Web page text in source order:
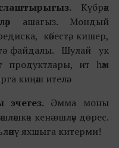
Күбрәк
ашагыз. Мондый
кәбестә, кишер,
файдалы. Шулай ук
ит һәм
киңәш ителә.
эчегез. Әмма моны
кенә эшләү дөрес.
яхшыга китерми!